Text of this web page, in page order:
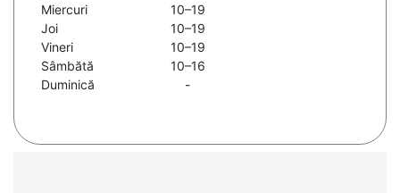
Miercuri
10–19
Joi
10–19
Vineri
10–19
Sâmbătă
10–16
Duminică
-